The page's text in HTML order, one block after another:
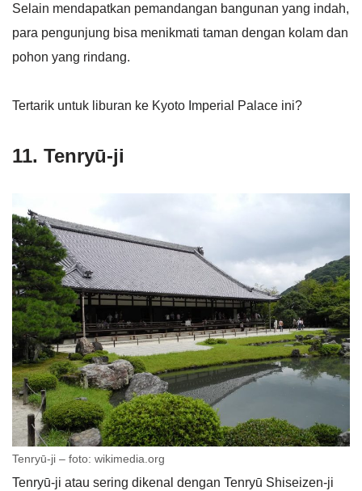
Selain mendapatkan pemandangan bangunan yang indah,
para pengunjung bisa menikmati taman dengan kolam dan
pohon yang rindang.
Tertarik untuk liburan ke Kyoto Imperial Palace ini?
11. Tenryū-ji
Tenryū-ji – foto: wikimedia.org
Tenryū-ji atau sering dikenal dengan Tenryū Shiseizen-ji